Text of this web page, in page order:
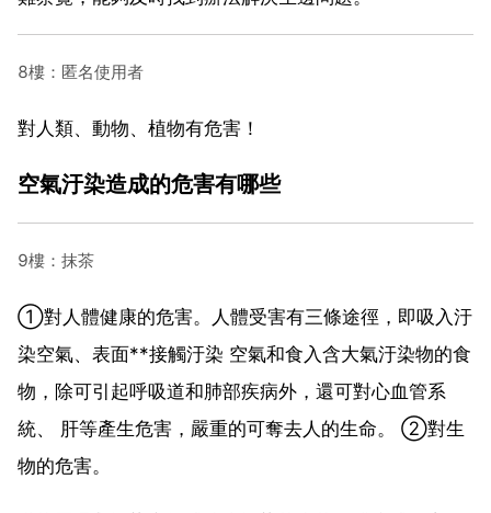
8樓：匿名使用者
對人類、動物、植物有危害！
空氣汙染造成的危害有哪些
9樓：抹茶
①對人體健康的危害。人體受害有三條途徑，即吸入汙
染空氣、表面**接觸汙染 空氣和食入含大氣汙染物的食
物，除可引起呼吸道和肺部疾病外，還可對心血管系
統、 肝等產生危害，嚴重的可奪去人的生命。 ②對生
物的危害。